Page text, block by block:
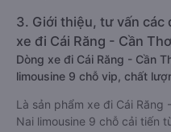
3. Giới thiệu, tư vấn các
xe đi Cái Răng - Cần
Dòng xe đi Cái Răng - Cần
limousine 9 chỗ vip, chất
Là sản phẩm xe đi Cái
Nai limousine 9 chỗ cải tiến